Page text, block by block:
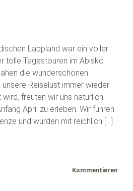
Lappland war ein voller
tolle Tagestouren im Abisko
die wunderschönen
Reiselust immer wieder
freuten wir uns natürlich
April zu erleben. Wir fuhren
und wurden mit reichlich […]
Kommentieren